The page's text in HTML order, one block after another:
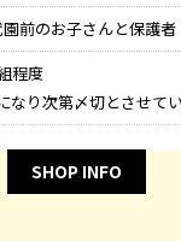
前のお子さんと保護者
程度
なり次第〆切とさせてい
SHOP INFO